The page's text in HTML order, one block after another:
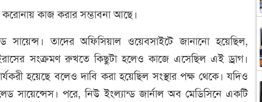
করোনায় কাজ করার সম্ভাবনা আছে।
সায়েন্স। তাদের অফিসিয়াল ওয়েবসাইটে জানানো হয়েছিল,
সংক্রমণ রুখতে কিছুটা হলেও কাজে এসেছিল এই ড্রাগ।
হয়েছে বলেও দাবি করা হয়েছিল সংস্থার পক্ষ থেকে। যদিও
পরে, নিউ ইংল্যান্ড জার্নাল অব মেডিসিনে একটি